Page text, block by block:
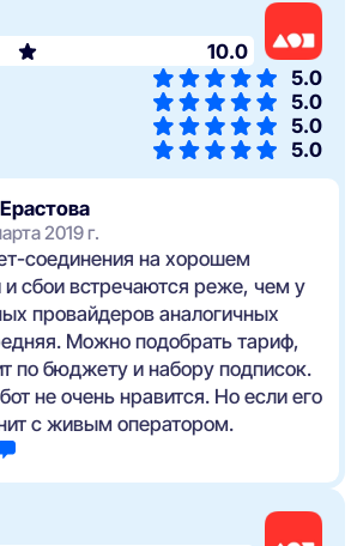
2019 г.
соединения на хорошем
сбои встречаются реже, чем у
провайдеров аналогичных
Можно подобрать тариф,
по бюджету и набору подписок.
не очень нравится. Но если его
с живым оператором.
10.0
5.0
5.0
5.0
5.0